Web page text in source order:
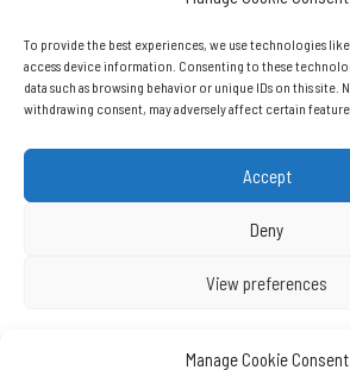
Manage Cookie Consent